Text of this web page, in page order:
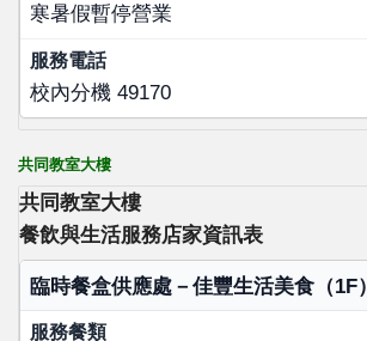
寒暑假暫停營業
校內分機 49170
共同教室大樓
共同教室大樓
餐飲與生活服務店家資訊表
店家名稱
服務餐類
臨時餐盒供應處－佳豐生活美食（1F）